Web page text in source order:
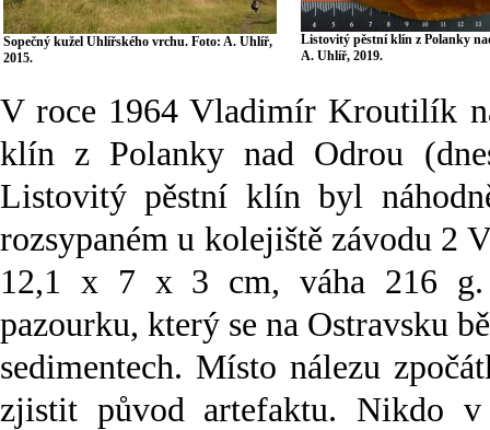
Sopečný kužel Uhlířského vrchu. Foto: A. Uhlíř,
2015.
Listovitý pěstní klín z Polanky
A. Uhlíř, 2019.
V roce 1964 Vladimír Kroutilík
klín z Polanky nad Odrou
Listovitý pěstní klín byl
rozsypaném u kolejiště závodu 2
12,1 x 7 x 3 cm, váha 216 g.
pazourku, který se na Ostravsku
sedimentech. Místo nálezu
zjistit původ artefaktu. Nikdo v